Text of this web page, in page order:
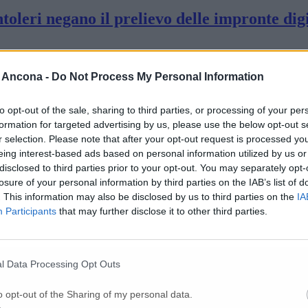
- Do Not Process My Personal Information
opt-out of the sale, sharing to third parties, or processing of your
for targeted advertising by us, please use the below opt-out
selection. Please note that after your opt-out request is processed
interest-based ads based on personal information utilized by us
to third parties prior to your opt-out. You may separately
of your personal information by third parties on the IAB’s list of
This information may also be disclosed by us to third parties on the
Participants that may further disclose it to other third parties.
Data Processing Opt Outs
opt-out of the Sharing of my personal data.
negano il prelievo delle impronte
Caccia ai farmaci in casa Santoleri
necessario un secondo sopralluogo
morte resta incertezza
al pm Dal dna prime conferme (Video)
sul cadavere di Tolentino unita a quella